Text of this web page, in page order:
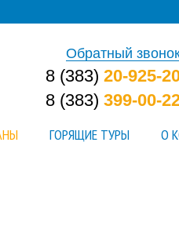
Обратный
8 (383) 20-925-
8 (383) 399-00-
ГОРЯЩИЕ ТУРЫ О